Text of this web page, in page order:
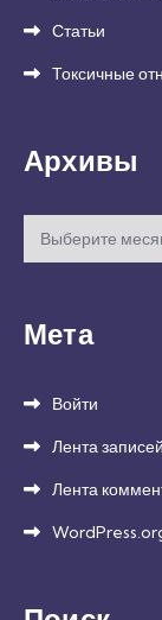
Статьи
Токсичные
Архивы
Архивы
Мета
Войти
Лента записей
Лента